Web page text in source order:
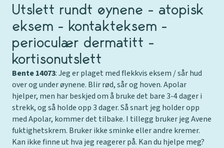
Utslett rundt øynene – atopisk
eksem – kontakteksem –
perioculær dermatitt –
kortisonutslett
Bente 14073: Jeg er plaget med flekkvis eksem / sår hud
over og under øynene. Blir rød, sår og hoven. Apolar
hjelper, men har beskjed om å bruke det bare 3-4 dager i
strekk, og så holde opp 3 dager. Så snart jeg holder opp
med Apolar, kommer det tilbake. I tillegg bruker jeg Avene
fuktighetskrem. Bruker ikke sminke eller andre kremer.
Kan ikke finne ut hva jeg reagerer på. Kan du hjelpe meg?